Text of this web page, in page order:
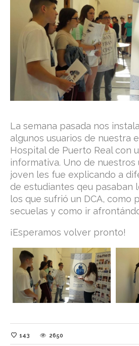
La semana pasada nos
algunos usuarios de nuestra
Hospital de Puerto Real con
informativa. Uno de nuestros
joven les fue explicando a
de estudiantes qeu pasaban
los que sufrió un DCA, como
secuelas y como ir
¡Esperamos volver pronto!
143 2650